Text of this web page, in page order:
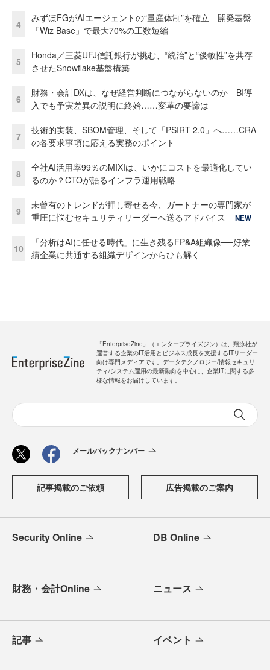
4
みずほFGがAIエージェントの“量産体制”を確立 開発基盤
「Wiz Base」で最大70%の工数短縮
5
Honda／三菱UFJ信託銀行が挑む、“統治”と“俊敏性”を共存
させたSnowflake基盤構築
6
財務・会計DXは、なぜ経営判断につながらないのか BI導
入でも予実差異の説明に終始……変革の要諦は
7
技術的実装、SBOM管理、そして「PSIRT 2.0」へ……CRA
の各要求事項に応える実務のポイント
8
全社AI活用率99％のMIXIは、いかにコストを最適化してい
るのか？CTOが語るインフラ運用戦略
9
未曾有のトレンドが押し寄せる今、ガートナーの専門家が
重圧に悩むセキュリティリーダーへ送るアドバイス
NEW
10
「分析はAIに任せる時代」に生き残るFP&A組織像──好業
績企業に共通する組織デザインからひも解く
「EnterpriseZine」（エンタープライズジン）は、翔泳社が
運営する企業のIT活用とビジネス成長を支援するITリーダー
向け専門メディアです。データテクノロジー/情報セキュリ
ティ/システム運用の最新動向を中心に、企業ITに関する多
様な情報をお届けしています。
メールバックナンバー
記事掲載のご依頼 広告掲載のご案内
Security Online DB Online
財務・会計Online ニュース
記事 イベント